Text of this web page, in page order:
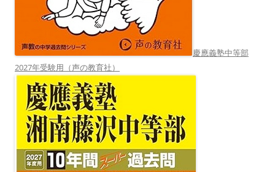
慶應義塾中等部
2027年受験用（声の教育社）